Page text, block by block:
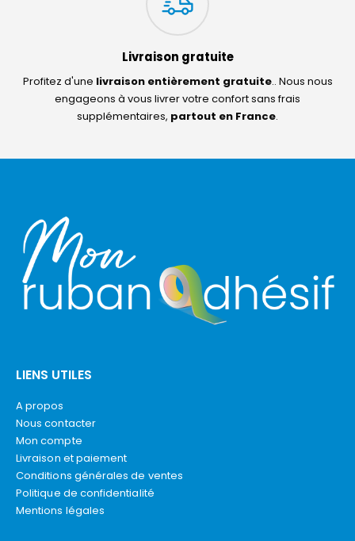
Livraison gratuite
Profitez d'une livraison entièrement gratuite.. Nous nous
engageons à vous livrer votre confort sans frais
supplémentaires, partout en France.
LIENS UTILES
A propos
Nous contacter
Mon compte
Livraison et paiement
Conditions générales de ventes
Politique de confidentialité
Mentions légales